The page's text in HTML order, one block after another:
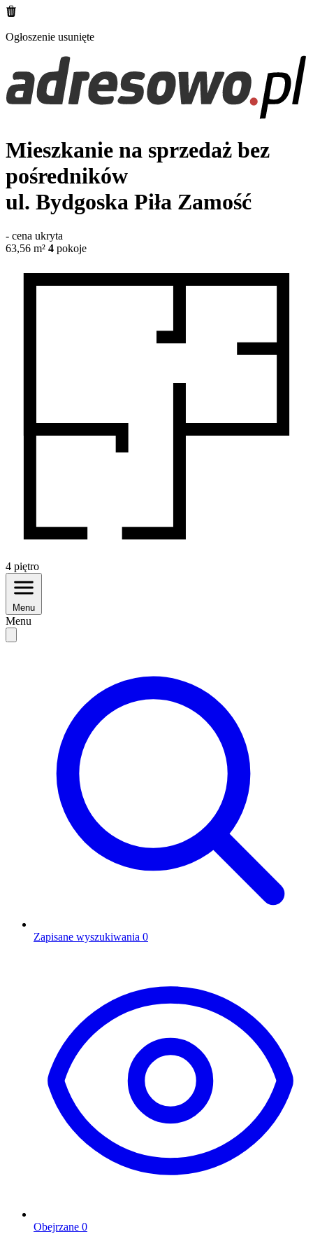
Ogłoszenie usunięte
Mieszkanie na sprzedaż bez
pośredników
ul. Bydgoska Piła Zamość
- cena ukryta
63,56 m² 4 pokoje
4 piętro
Menu
Menu
Zapisane wyszukiwania 0
Obejrzane 0